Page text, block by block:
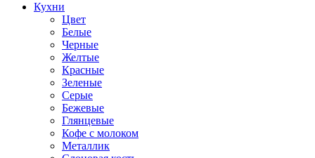
Кухни
Цвет
Белые
Черные
Желтые
Красные
Зеленые
Серые
Бежевые
Глянцевые
Кофе с молоком
Металлик